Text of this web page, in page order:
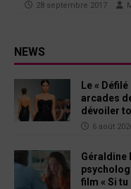
28 septembre 2017
NEWS
Le «
arcades
dévoiler
6 août
Géraldine
film « Si tu